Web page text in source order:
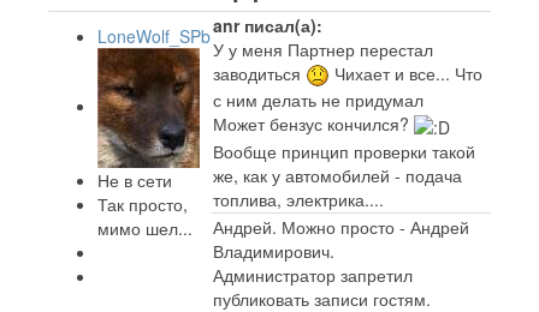
LoneWolf_SPb
Не в сети
Так просто,
мимо шел...
anr писал(а):
У у меня Партнер перестал
заводиться
Чихает и все... Что
с ним делать не придумал
Может бензус кончился?
Вообще принцип проверки такой
же, как у автомобилей - подача
топлива, электрика....
Андрей. Можно просто - Андрей
Владимирович.
Администратор запретил
публиковать записи гостям.